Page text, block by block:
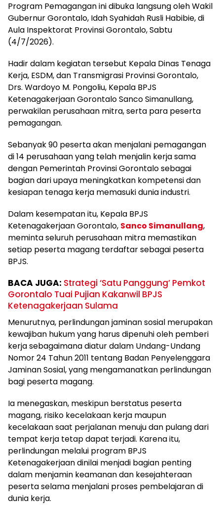
‎‎Program Pemagangan ini dibuka langsung oleh Wakil
Gubernur Gorontalo, Idah Syahidah Rusli Habibie, di
Aula Inspektorat Provinsi Gorontalo, Sabtu
(4/7/2026). ‎‎
Hadir dalam kegiatan tersebut Kepala Dinas Tenaga
Kerja, ESDM, dan Transmigrasi Provinsi Gorontalo,
Drs. Wardoyo M. Pongoliu, Kepala BPJS
Ketenagakerjaan Gorontalo Sanco Simanullang,
perwakilan perusahaan mitra, serta para peserta
pemagangan.‎‎
Sebanyak 90 peserta akan menjalani pemagangan
di 14 perusahaan yang telah menjalin kerja sama
dengan Pemerintah Provinsi Gorontalo sebagai
bagian dari upaya meningkatkan kompetensi dan
kesiapan tenaga kerja memasuki dunia industri.‎‎
Dalam kesempatan itu, Kepala BPJS
Ketenagakerjaan Gorontalo, Sanco Simanullang,
meminta seluruh perusahaan mitra memastikan
setiap peserta magang terdaftar sebagai peserta
BPJS.
BACA JUGA: Strategi ‘Satu Panggung’ Pemkot
Gorontalo Tuai Pujian Kakanwil BPJS
Ketenagakerjaan Sulama‎‎
‎‎Menurutnya, perlindungan jaminan sosial merupakan
kewajiban hukum yang harus dipenuhi oleh pemberi
kerja sebagaimana diatur dalam Undang-Undang
Nomor 24 Tahun 2011 tentang Badan Penyelenggara
Jaminan Sosial, yang mengamanatkan perlindungan
bagi peserta magang.‎‎
Ia menegaskan, meskipun berstatus peserta
magang, risiko kecelakaan kerja maupun
kecelakaan saat perjalanan menuju dan pulang dari
tempat kerja tetap dapat terjadi. Karena itu,
perlindungan melalui program BPJS
Ketenagakerjaan dinilai menjadi bagian penting
dalam menjamin keamanan dan kesejahteraan
peserta selama menjalani proses pembelajaran di
dunia kerja.‎‎